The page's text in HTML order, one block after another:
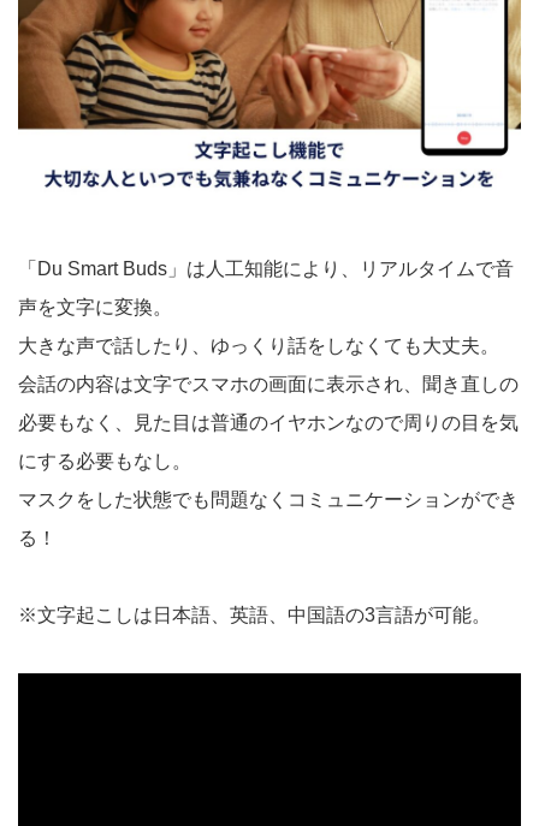
「Du Smart Buds」は人工知能により、リアルタイムで音
声を文字に変換。
大きな声で話したり、ゆっくり話をしなくても大丈夫。
会話の内容は文字でスマホの画面に表示され、聞き直しの
必要もなく、見た目は普通のイヤホンなので周りの目を気
にする必要もなし。
マスクをした状態でも問題なくコミュニケーションができ
る！
※文字起こしは日本語、英語、中国語の3言語が可能。